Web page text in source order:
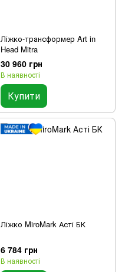
Ліжко-трансформер Art in
Head Mitra
30 960 грн
В наявності
Купити
Ліжко MiroMark Асті БК
6 784 грн
В наявності